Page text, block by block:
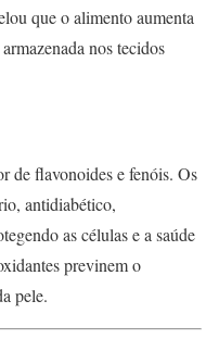
que o alimento aumenta
nos tecidos
de flavonoides e fenóis. Os
antidiabético,
as células e a saúde
previnem o
pele.